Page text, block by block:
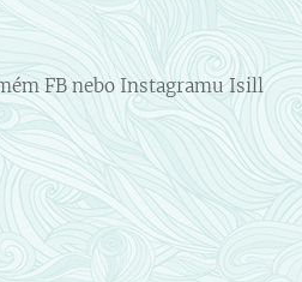
FB nebo Instagramu Isill